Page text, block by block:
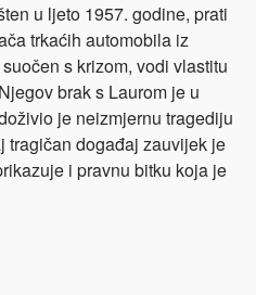
u ljeto 1957. godine, prati
trkaćih automobila iz
s krizom, vodi vlastitu
brak s Laurom je u
je neizmjernu tragediju
tragičan događaj zauvijek je
i pravnu bitku koja je